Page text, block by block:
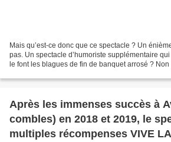
Mais qu’est-ce donc que ce spectacle ? Un
pas. Un spectacle d’humoriste supplémentaire
le font les blagues de fin de banquet arrosé ? Non
Après les immenses succès à
combles) en 2018 et 2019, le
multiples récompenses VIVE